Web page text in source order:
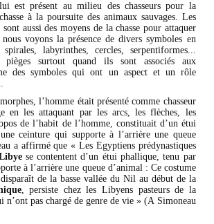
est présent au milieu des chasseurs pour la
à la poursuite des animaux sauvages. Les
aussi des moyens de la chasse pour attaquer
voyons la présence de divers symboles en
labyrinthes, cercles, serpentiformes...
pièges surtout quand ils sont associés aux
des symboles qui ont un aspect et un rôle
l’homme était présenté comme chasseur
en les attaquant par les arcs, les flèches, les
de l’habit de l’homme, constituait d’un étui
ceinture qui supporte à l’arrière une queue
a affirmé que « Les Egyptiens prédynastiques
se contentent d’un étui phallique, tenu par
à l’arrière une queue d’animal : Ce costume
de la basse vallée du Nil au début de la
, persiste chez les Libyens pasteurs de la
n’ont pas chargé de genre de vie » (A Simoneau